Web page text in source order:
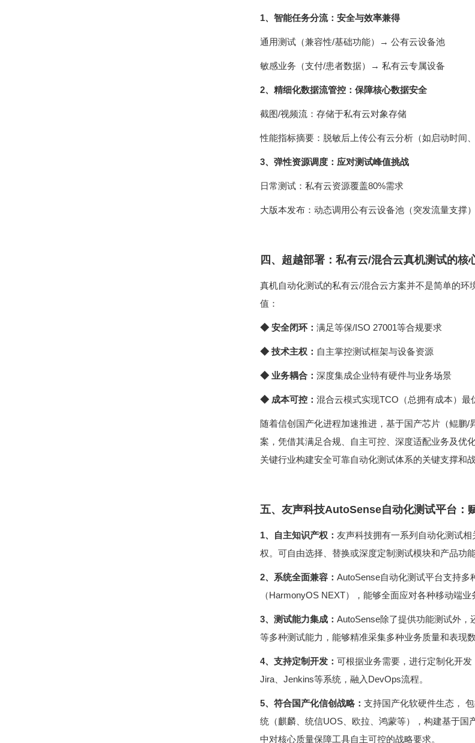
1、智能任务分流：安全与效率兼得
通用测试（兼容性/基础功能）→ 公有云设备池
敏感业务（支付/患者数据）→ 私有云专属设备
2、精细化数据流管控：保障核心数据安全
截图/视频流：存储于私有云对象存储
性能指标摘要：脱敏后上传公有云分析（如启动时间、
3、弹性资源调度：应对测试峰值挑战
日常测试：私有云资源覆盖80%需求
大版本发布：动态调用公有云设备池（突发流量支撑）
四、超越部署：私有云/混合云真机测试的核
值：
◆ 安全闭环： 满足等保/ISO 27001等合规要求
◆ 技术主权： 自主掌控测试框架与设备资源
◆ 业务耦合： 深度集成企业特有硬件与业务场景
◆ 成本可控： 混合云模式实现TCO（总拥有成本）最
关键行业构建安全可靠自动化测试体系的关键支撑和战
五、友声科技AutoSense自动化测试平台：
1、自主知识产权：
权。可自由选择、替换或深度定制测试模块和产品功能
2、系统全面兼容：
（HarmonyOS NEXT），能够全面应对各种移动端业
3、测试能力集成：
等多种测试能力，能够精准采集多种业务质量和表现
4、支持定制开发：
Jira、Jenkins等系统，融入DevOps流程。
5、符合国产化信创战略：
中对核心质量保障工具自主可控的战略要求。